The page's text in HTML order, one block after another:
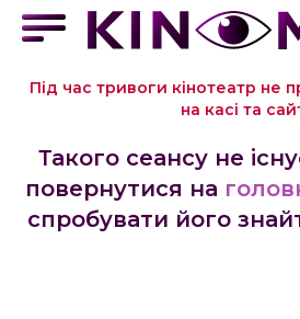
Під час тривоги кінотеатр не
на касі та
Такого сеансу не
повернутися на
спробувати його